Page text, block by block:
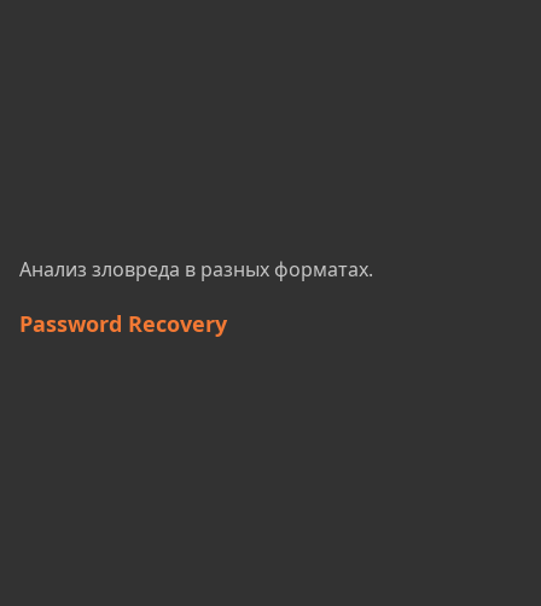
Анализ зловреда в разных форматах.
Password Recovery